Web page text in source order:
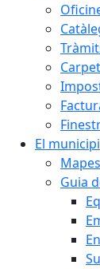
El municipi
Guia